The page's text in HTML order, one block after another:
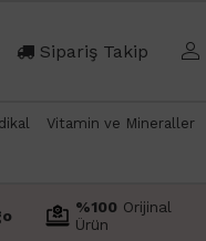
Sipariş Takip
Vitamin ve Mineraller
%100 Orijinal
Ürün